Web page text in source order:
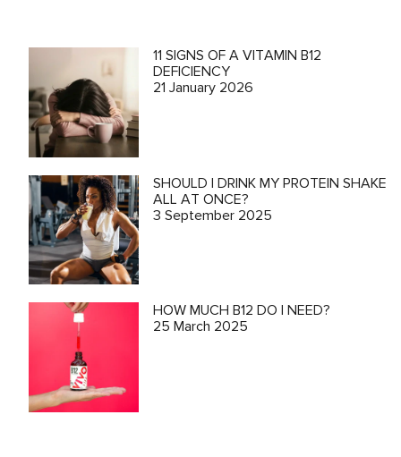
11 SIGNS OF A VITAMIN B12
DEFICIENCY
21 January 2026
SHOULD I DRINK MY PROTEIN SHAKE
ALL AT ONCE?
3 September 2025
HOW MUCH B12 DO I NEED?
25 March 2025